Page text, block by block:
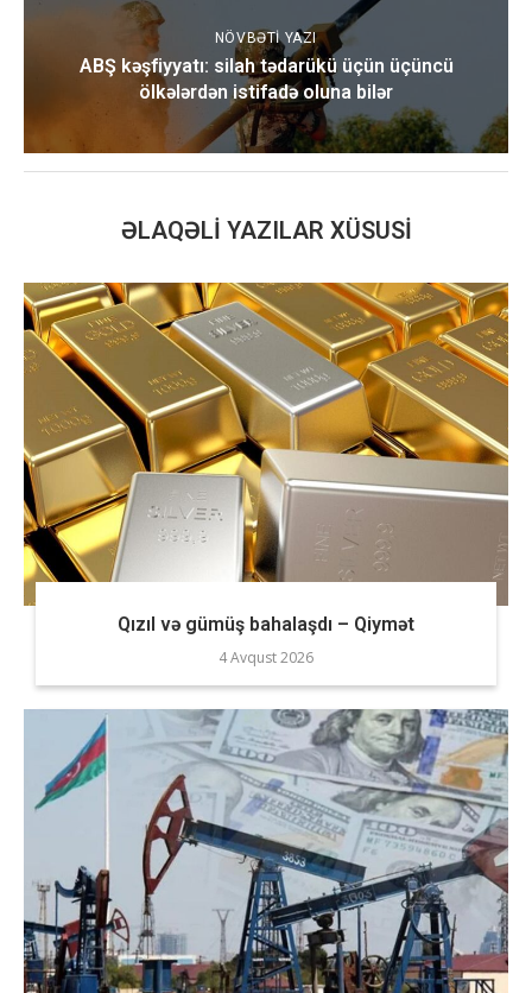
NÖVBƏTI YAZI
ABŞ kəşfiyyatı: silah tədarükü üçün üçüncü
ölkələrdən istifadə oluna bilər
ƏLAQƏLI YAZILAR XÜSUSI
Qızıl və gümüş bahalaşdı – Qiymət
4 Avqust 2026